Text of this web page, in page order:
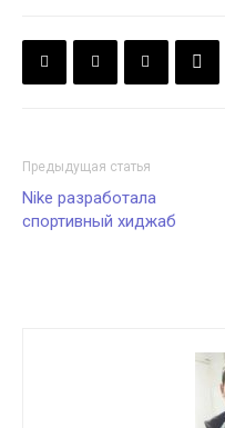
Предыдущая статья
Nike разработала
спортивный хиджаб